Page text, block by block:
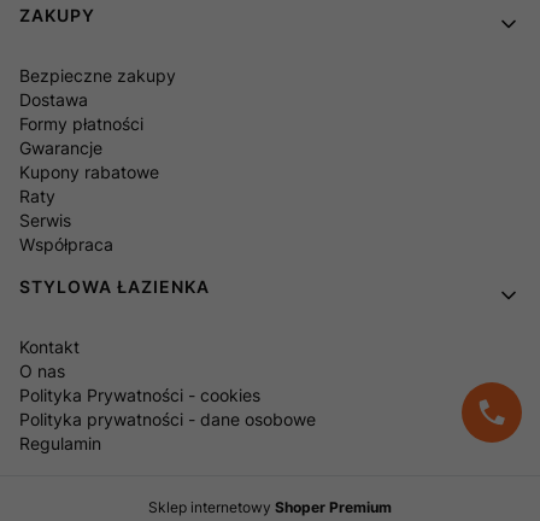
ZAKUPY
Bezpieczne zakupy
Dostawa
Formy płatności
Gwarancje
Kupony rabatowe
Raty
Serwis
Współpraca
STYLOWA ŁAZIENKA
Kontakt
O nas
Polityka Prywatności - cookies
Polityka prywatności - dane osobowe
Regulamin
Sklep internetowy Shoper Premium